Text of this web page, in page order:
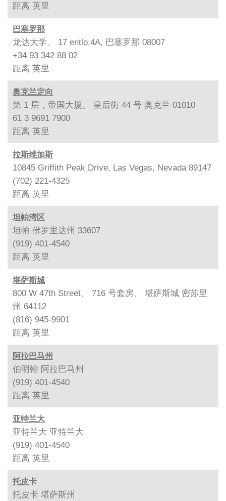
距离 英里
巴塞罗那
龙达大学、 17 entlo.4A, 巴塞罗那 08007
+34 93 342 88 02
距离 英里
奥克兰定向
第 1 层，帝国大厦、 皇后街 44 号 奥克兰 01010
61 3 9691 7900
距离 英里
拉斯维加斯
10845 Griffith Peak Drive, Las Vegas, Nevada 89147
(702) 221-4325
距离 英里
坦帕湾区
坦帕 佛罗里达州 33607
(919) 401-4540
距离 英里
堪萨斯城
800 W 47th Street、 716 号套房、 堪萨斯城 密苏里
州 64112
(816) 945-9901
距离 英里
阿拉巴马州
伯明翰 阿拉巴马州
(919) 401-4540
距离 英里
亚特兰大
亚特兰大 亚特兰大
(919) 401-4540
距离 英里
托皮卡
托皮卡 堪萨斯州